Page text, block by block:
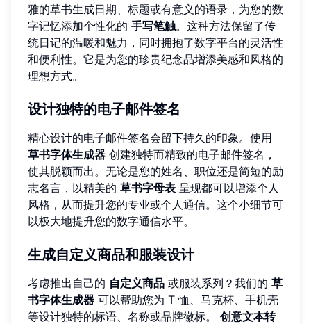
雅的草书生成日期、标题或有意义的语录，为您的数
字记忆添加个性化的 手写笔触。这种方法保留了传
统日记的温暖和魅力，同时拥抱了数字平台的灵活性
和便利性。它是为您的珍贵纪念品增添美感和风格的
理想方式。
设计独特的电子邮件签名
精心设计的电子邮件签名会留下持久的印象。使用
草书字体生成器 创建独特而精致的电子邮件签名，
使其脱颖而出。无论是您的姓名、职位还是简短的励
志名言，以精美的 草书字母表 呈现都可以增添个人
风格，从而提升您的专业或个人通信。这个小细节可
以极大地提升您的数字通信水平。
生成自定义商品和服装设计
考虑推出自己的 自定义商品 或服装系列？我们的 草
书字体生成器 可以帮助您为 T 恤、马克杯、手机壳
等设计独特的标语、名称或品牌徽标。 创意文本转